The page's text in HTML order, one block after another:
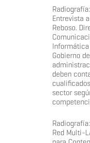
Entrevista
Reboso.
Informática
Gobierno
deben
sector
Red Multi-